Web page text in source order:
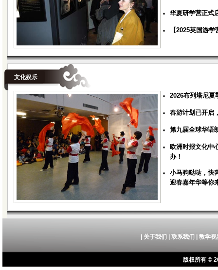
华夏研学营正式
【2025英国游
文化娱乐
2026布列塔尼夏
春游计划已开启
第九届全球华语
欧洲时报文化中
办！
小马驹哒哒，快
迎春嘉年华等你
| 关于我们 | 联系我们 | 教学视
版权所有 ©